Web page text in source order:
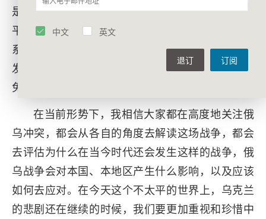
是个问题。台湾问题一定要处理好，一定要朝着和
平统一的方向不懈努力。台湾问题的解决和中美关
系密切相关的。所以，我们的“二轨”也要在这方面多
发挥一些作用，促进相互沟通，特别是努力起到避
免或者减少误解和战略误判的作用。
在当前形势下，我相信大家都在高度地关注俄
乌冲突，都会从各自的角度去解读这场战争，都会
去评估为什么在当今时代还会发生这样的战争，俄
乌战争会对本国、本地区产生什么影响，以及应该
如何去应对。在今天这个不太平的世界上，乌克兰
的悲剧还在继续的时候，我们要更加重视和珍惜中
中文 英文
订阅
退订